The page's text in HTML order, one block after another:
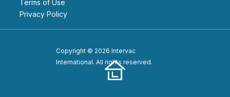
Terms of Use
Privacy Policy
Copyright © 2026 Intervac
International. All rights reserved.